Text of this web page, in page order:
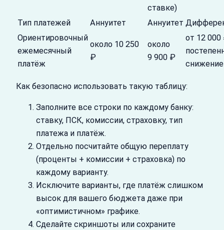
ставке)
Тип платежей Аннуитет Аннуитет
Ориентировочный
ежемесячный
платёж
около 10 250
₽
около
9 900 ₽
от 12 000
Как безопасно использовать такую таблицу:
Заполните все строки по каждому банку:
ставку, ПСК, комиссии, страховку, тип
платежа и платёж.
Отдельно посчитайте общую переплату
(проценты + комиссии + страховка) по
каждому варианту.
Исключите варианты, где платёж слишком
высок для вашего бюджета даже при
«оптимистичном» графике.
Сделайте скриншоты или сохраните